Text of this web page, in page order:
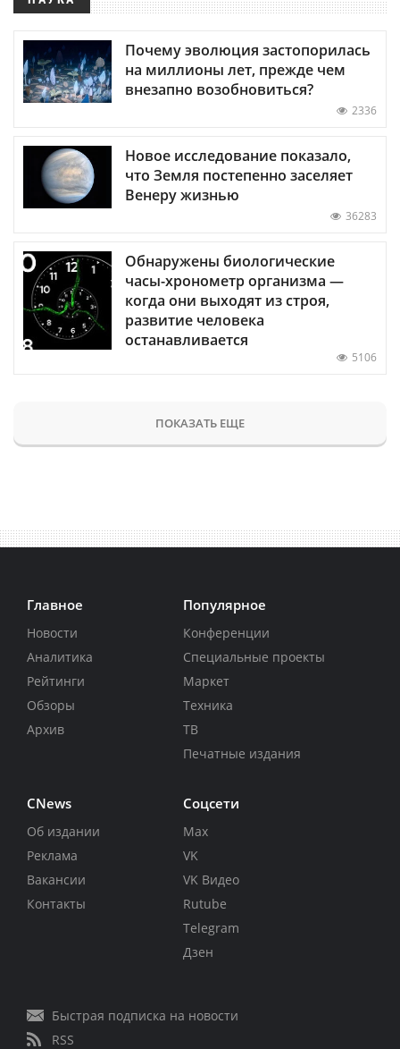
Почему эволюция застопорилась
на миллионы лет, прежде чем
внезапно возобновиться?
2336
Новое исследование показало,
что Земля постепенно заселяет
Венеру жизнью
36283
Обнаружены биологические
часы-хронометр организма —
когда они выходят из строя,
развитие человека
останавливается
5106
ПОКАЗАТЬ ЕЩЕ
Главное
Новости
Аналитика
Рейтинги
Обзоры
Архив
Популярное
Конференции
Специальные проекты
Маркет
Техника
ТВ
Печатные издания
CNews
Об издании
Реклама
Вакансии
Контакты
Соцсети
Max
VK
VK Видео
Rutube
Telegram
Дзен
Быстрая подписка на новости
RSS